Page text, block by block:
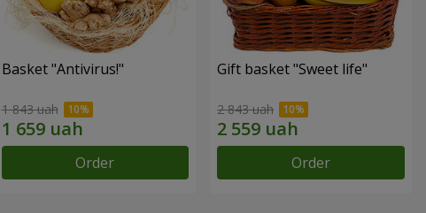
Basket "Antivirus!"
1 843 uah
Order
Gift basket "Sweet life"
2 843 uah
Order